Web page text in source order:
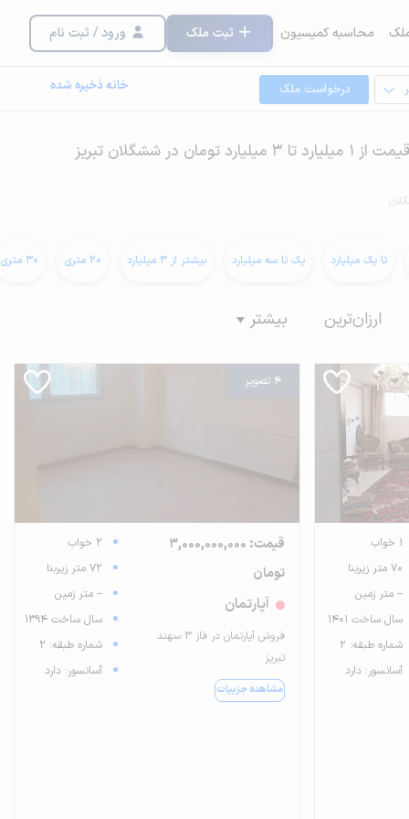
محاسبه کمیسیون ثبت ملک ورود / ثبت نام
درخواست ملک خانه ذخیره شده
ششگلان تبریز
تا یک میلیارد یک تا سه میلیارد بیشتر از 3 میلیارد 20 متری 30 متری
ارزان‌ترین بیشتر
1 خواب
70 متر زیربنا
-- متر زمین
سال ساخت 1401
شماره طبقه: 2
آسانسور: دارد
4 تصویر
قیمت: 3,000,000,000
تومان
آپارتمان
فروش آپارتمان در فاز ۳ سهند
تبریز
مشاهده جزییات
2 خواب
72 متر زیربنا
-- متر زمین
سال ساخت 1394
شماره طبقه: 2
آسانسور: دارد